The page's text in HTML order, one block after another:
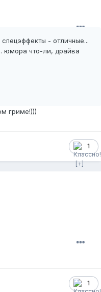
- отличные...
юмора что-ли, драйва
гриме!)))
1
1